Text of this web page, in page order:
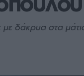
δάκρυα στα